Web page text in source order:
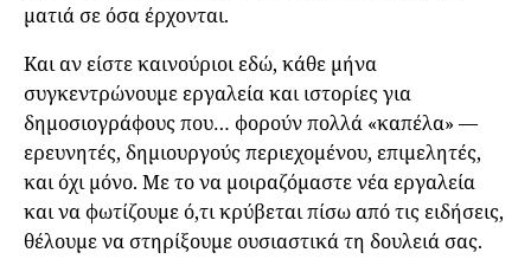
ματιά σε όσα έρχονται.
Και αν είστε καινούριοι εδώ, κάθε μήνα
συγκεντρώνουμε εργαλεία και ιστορίες για
δημοσιογράφους που… φορούν πολλά «καπέλα» —
ερευνητές, δημιουργούς περιεχομένου, επιμελητές,
και όχι μόνο. Με το να μοιραζόμαστε νέα εργαλεία
και να φωτίζουμε ό,τι κρύβεται πίσω από τις ειδήσεις,
θέλουμε να στηρίξουμε ουσιαστικά τη δουλειά σας.